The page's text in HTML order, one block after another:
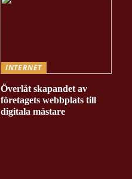
INTERNET
Överlåt skapandet av
företagets webbplats till
digitala mästare